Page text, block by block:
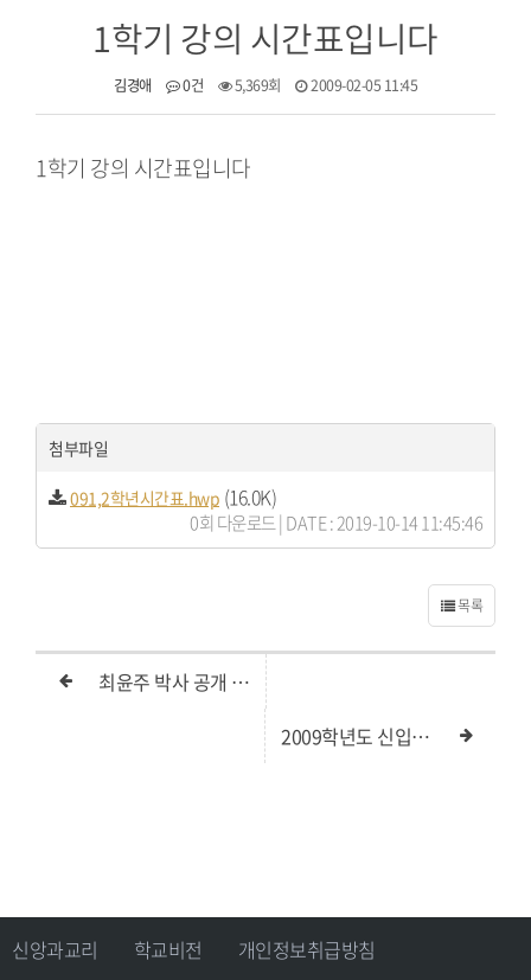
1학기 강의 시간표입니다
김경애 0건 5,369회 2009-02-05 11:45
1학기 강의 시간표입니다
첨부파일
091,2학년시간표.hwp (16.0K)
0회 다운로드 | DATE : 2019-10-14 11:45:46
목록
최윤주 박사 공개 특강
2009학년도 신입생 모집 요강
신앙과교리 학교비전 개인정보취급방침